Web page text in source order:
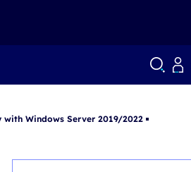
Windows Server 2019/2022